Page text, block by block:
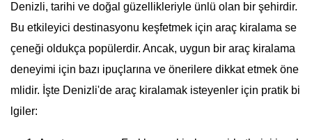
Denizli, tarihi ve doğal güzellikleriyle ünlü olan bir şehirdir.
Bu etkileyici destinasyonu keşfetmek için araç kiralama se
çeneği oldukça popülerdir. Ancak, uygun bir araç kiralama
deneyimi için bazı ipuçlarına ve önerilere dikkat etmek öne
mlidir. İşte Denizli'de araç kiralamak isteyenler için pratik bi
lgiler: